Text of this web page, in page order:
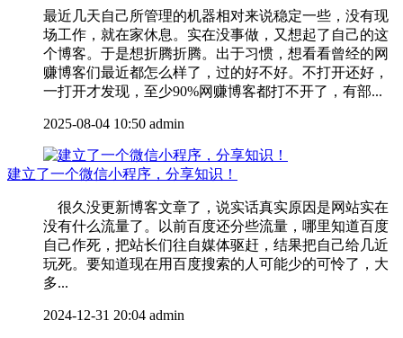
最近几天自己所管理的机器相对来说稳定一些，没有现
场工作，就在家休息。实在没事做，又想起了自己的这
个博客。于是想折腾折腾。出于习惯，想看看曾经的网
赚博客们最近都怎么样了，过的好不好。不打开还好，
一打开才发现，至少90%网赚博客都打不开了，有部...
2025-08-04 10:50 admin
建立了一个微信小程序，分享知识！
很久没更新博客文章了，说实话真实原因是网站实在
没有什么流量了。以前百度还分些流量，哪里知道百度
自己作死，把站长们往自媒体驱赶，结果把自己给几近
玩死。要知道现在用百度搜索的人可能少的可怜了，大
多...
2024-12-31 20:04 admin